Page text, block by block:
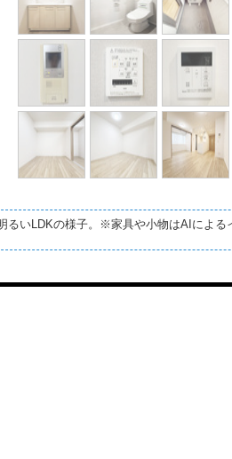
明るいLDKの様子。※家具や小物はAIに